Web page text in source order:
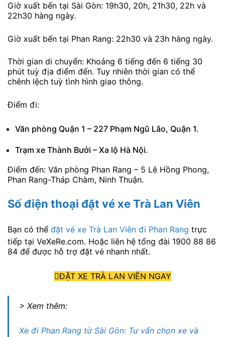
Giờ xuất bến tại Sài Gòn: 19h30, 20h, 21h30, 22h và
22h30 hàng ngày.
Giờ xuất bến tại Phan Rang: 22h30 và 23h hàng ngày.
Thời gian di chuyển: Khoảng 6 tiếng đến 6 tiếng 30
phút tuỳ địa điểm đến. Tuy nhiên thời gian có thể
chênh lệch tuỳ tình hình giao thông.
Điểm đi:
Văn phòng Quận 1 – 227 Phạm Ngũ Lão, Quận 1.
Trạm xe Thành Bưởi – Xa lộ Hà Nội.
Điểm đến: Văn phòng Phan Rang – 5 Lê Hồng Phong,
Phan Rang-Tháp Chàm, Ninh Thuận.
Số điện thoại đặt vé xe Trà Lan Viên
Bạn có thể đặt vé xe Trà Lan Viên đi Phan Rang trực
tiếp tại VeXeRe.com. Hoặc liên hệ tổng đài 1900 88 86
84 để được hỗ trợ đặt vé nhanh nhất.
ĐẶT XE TRÀ LAN VIÊN NGAY
> Xem thêm:
Xe đi Phan Rang từ Sài Gòn: Tư vấn chọn xe và